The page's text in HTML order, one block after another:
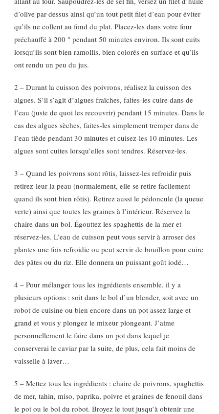
d’olive par-dessus ainsi qu’un tout petit filet d’eau pour éviter
qu’ils ne collent au fond du plat. Placez-les dans votre four
préchauffé à 200 ° pendant 50 minutes environ. Ils sont cuits
lorsqu’ils sont bien ramollis, bien colorés en surface et qu’ils
ont rendu un peu du jus.
2 – Durant la cuisson des poivrons, réalisez la cuisson des
algues. S’il s’agit d’algues fraîches, faites-les cuire dans de
l’eau (juste de quoi les recouvrir) pendant 15 minutes. Dans le
cas des algues sèches, faites-les simplement tremper dans de
l’eau tiède pendant 30 minutes et cuisez-les 10 minutes. Les
algues sont cuites lorsqu’elles sont tendres. Réservez-les.
3 – Quand les poivrons sont rôtis, laissez-les refroidir puis
retirez-leur la peau (normalement, elle se retire facilement
quand ils sont bien rôtis). Retirez aussi le pédoncule (la queue
verte) ainsi que toutes les graines à l’intérieur. Réservez la
chaire dans un bol. Égouttez les spaghettis de la mer et
réservez-les. L’eau de cuisson peut vous servir à arroser des
plantes une fois refroidie ou peut servir de bouillon pour cuire
des pâtes ou du riz. Elle donnera un puissant goût iodé…
4 – Pour mélanger tous les ingrédients ensemble, il y a
plusieurs options : soit dans le bol d’un blender, soit avec un
robot de cuisine ou bien encore dans un pot assez large et
grand et vous y plongez le mixeur plongeant. J’aime
personnellement le faire dans un pot dans lequel je
conserverai le caviar par la suite, de plus, cela fait moins de
vaisselle à laver…
5 – Mettez tous les ingrédients : chaire de poivrons, spaghettis
de mer, tahin, miso, paprika, poivre et graines de fenouil dans
le pot ou le bol du robot. Broyez le tout jusqu’à obtenir une